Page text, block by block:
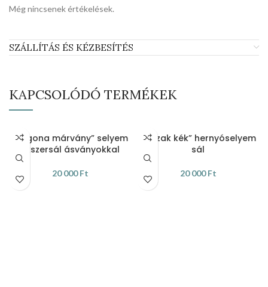
Még nincsenek értékelések.
SZÁLLÍTÁS ÉS KÉZBESÍTÉS
KAPCSOLÓDÓ TERMÉKEK
„Orgona márvány” selyem
ékszersál ásványokkal
20 000Ft
„Házak kék” hernyóselyem
sál
20 000Ft